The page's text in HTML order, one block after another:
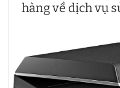
hàng về dịch vụ